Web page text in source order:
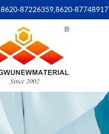
8620-87226359,8620-87748917